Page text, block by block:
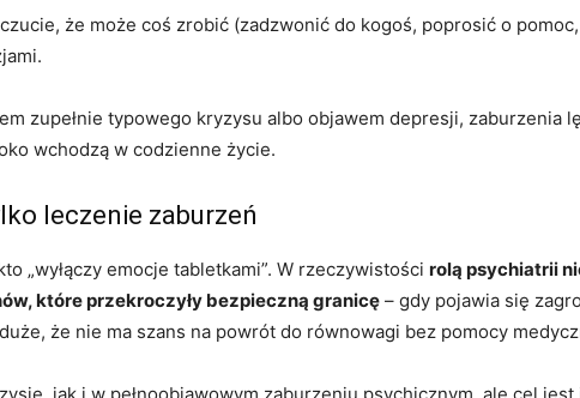
że może coś zrobić (zadzwonić do kogoś, poprosić o
zupełnie typowego kryzysu albo objawem depresji, zaburzenia
wchodzą w codzienne życie.
leczenie zaburzeń
„wyłączy emocje tabletkami”. W rzeczywistości rolą psychiatrii
które przekroczyły bezpieczną granicę – gdy pojawia się
że nie ma szans na powrót do równowagi bez pomocy